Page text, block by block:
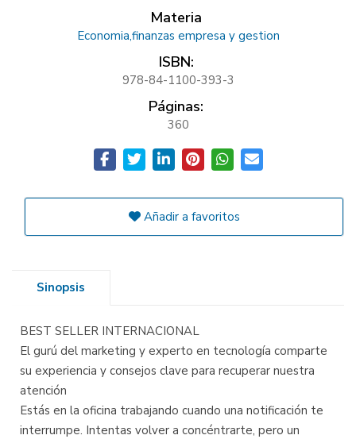
Materia
Economia,finanzas empresa y gestion
ISBN:
978-84-1100-393-3
Páginas:
360
Añadir a favoritos
Sinopsis
BEST SELLER INTERNACIONAL
El gurú del marketing y experto en tecnología comparte
su experiencia y consejos clave para recuperar nuestra
atención
Estás en la oficina trabajando cuando una notificación te
interrumpe. Intentas volver a concéntrarte, pero un